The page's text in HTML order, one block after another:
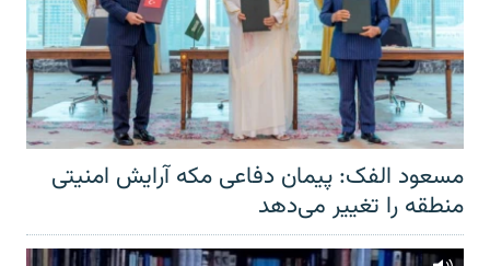
مسعود الفک: پیمان دفاعی مکه آرایش امنیتی
منطقه را تغییر می‌دهد